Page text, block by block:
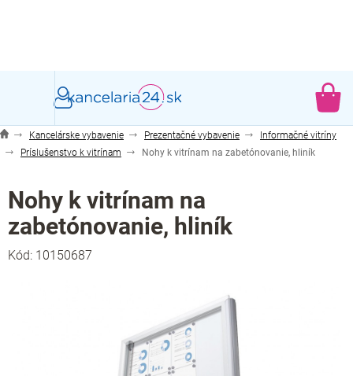
Kancelárske vybavenie Prezentačné vybavenie
Informačné vitríny
Príslušenstvo k vitrínam
Nohy k vitrínam na zabetónovanie, hliník
Nohy k vitrínam na
zabetónovanie, hliník
Kód: 10150687